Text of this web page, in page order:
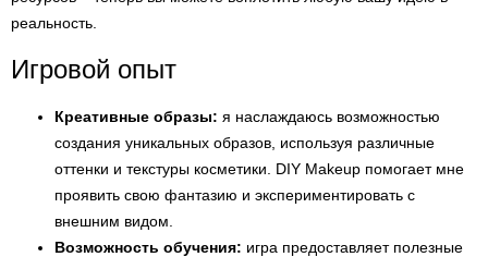
реальность.
Игровой опыт
Креативные образы: я наслаждаюсь возможностью
создания уникальных образов, используя различные
оттенки и текстуры косметики. DIY Makeup помогает мне
проявить свою фантазию и экспериментировать с
внешним видом.
Возможность обучения: игра предоставляет полезные